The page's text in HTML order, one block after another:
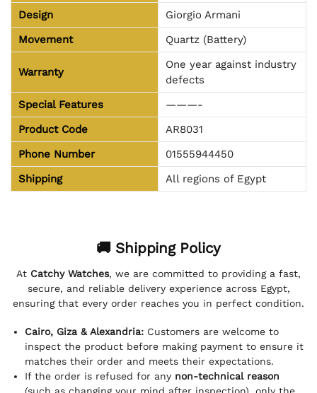
Design
Giorgio Armani
Movement
Quartz (Battery)
Warranty
One year against industry
defects
Special Features
———-
Product Code
AR8031
Phone Number
01555944450
Shipping
All regions of Egypt
🚚 Shipping Policy
At Catchy Watches, we are committed to providing a fast,
secure, and reliable delivery experience across Egypt,
ensuring that every order reaches you in perfect condition.
Cairo, Giza & Alexandria: Customers are welcome to
inspect the product before making payment to ensure it
matches their order and meets their expectations.
If the order is refused for any non-technical reason
(such as changing your mind after inspection), only the